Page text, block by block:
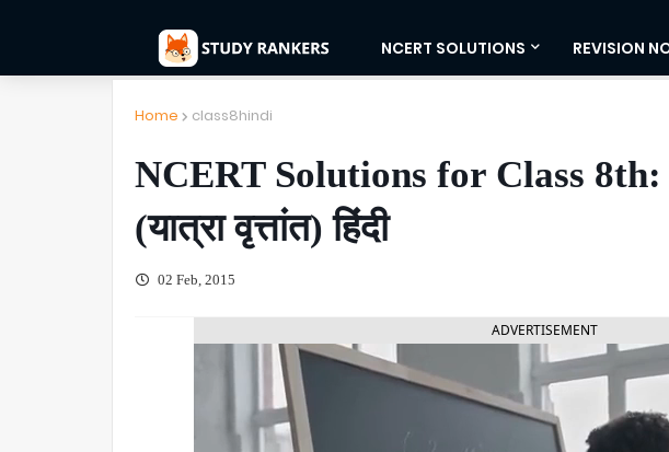
NCERT SOLUTIONS REVISION
Home class8hindi
NCERT Solutions for Class 8th:
(यात्रा वृत्तांत) हिंदी
02 Feb, 2015
ADVERTISEMENT